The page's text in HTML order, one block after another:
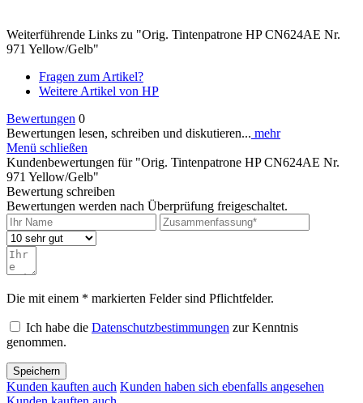
Weiterführende Links zu "Orig. Tintenpatrone HP CN624AE Nr.
971 Yellow/Gelb"
Fragen zum Artikel?
Weitere Artikel von HP
Bewertungen 0
Bewertungen lesen, schreiben und diskutieren... mehr
Menü schließen
Kundenbewertungen für "Orig. Tintenpatrone HP CN624AE Nr.
971 Yellow/Gelb"
Bewertung schreiben
Bewertungen werden nach Überprüfung freigeschaltet.
Die mit einem * markierten Felder sind Pflichtfelder.
Ich habe die Datenschutzbestimmungen zur Kenntnis
genommen.
Speichern
Kunden kauften auch Kunden haben sich ebenfalls angesehen